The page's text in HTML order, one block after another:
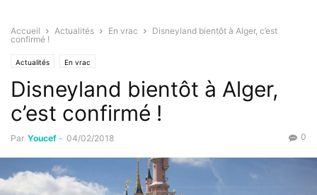
Accueil Actualités En vrac
Disneyland bientôt à Alger, c’est
confirmé !
Actualités En vrac
Disneyland bientôt à Alger,
c’est confirmé !
Par Youcef - 04/02/2018 0